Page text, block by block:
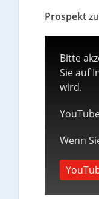
Prospekt
Bitte
Sie auf
wird.
Wenn